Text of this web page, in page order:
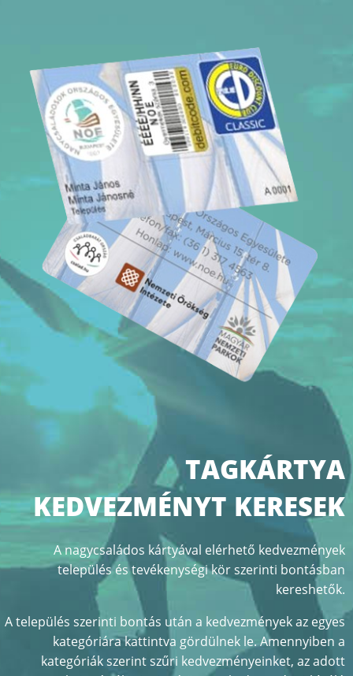
TAGKÁRTYA
KEDVEZMÉNYT KERESEK
A nagycsaládos kártyával elérhető kedvezmények
település és tevékenységi kör szerinti bontásban
kereshetők.
A település szerinti bontás után a kedvezmények az egyes
kategóriára kattintva gördülnek le. Amennyiben a
kategóriák szerint szűri kedvezményeinket, az adott